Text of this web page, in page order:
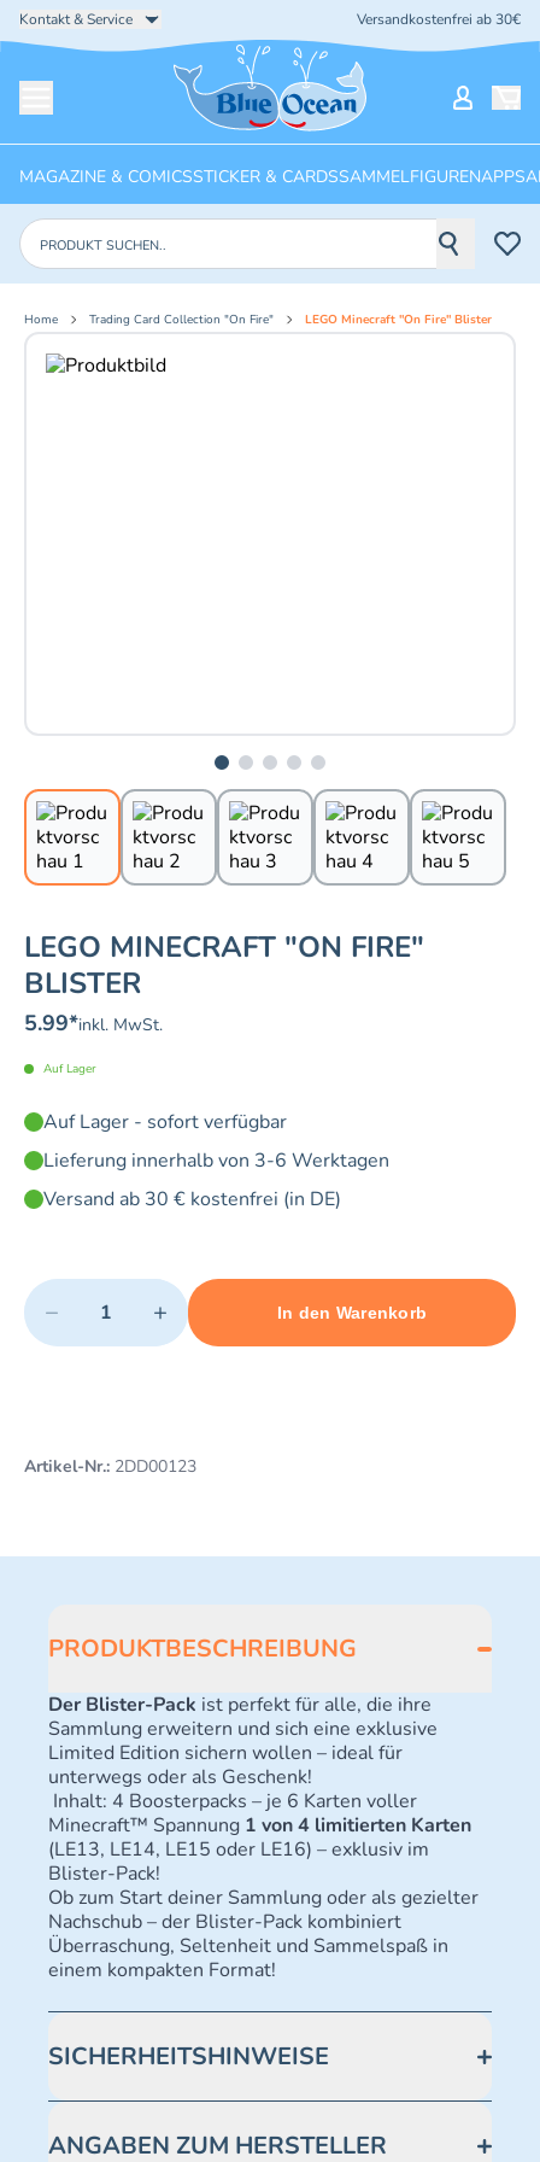
Kontakt & Service Versandkostenfrei ab 30€
Startseite
MAGAZINE & COMICSSTICKER & CARDSSAMMELFIGURENAPPS
Produkte suchen
Home Trading Card Collection "On Fire" LEGO Minecraft "On Fire" Blister
Aktuelles Bild: 1 von 5
LEGO MINECRAFT "ON FIRE"
BLISTER
5.99*inkl. MwSt.
Auf Lager
Auf Lager - sofort verfügbar
Lieferung innerhalb von 3-6 Werktagen
Versand ab 30 € kostenfrei (in DE)
Quantity
− +
Minimum quantity: 1 Maximum quantity: 16
In den Warenkorb
Add 1 item to cart
Artikel-Nr.: 2DD00123
PRODUKTBESCHREIBUNG
Der Blister-Pack ist perfekt für alle, die ihre
Sammlung erweitern und sich eine exklusive
Limited Edition sichern wollen – ideal für
unterwegs oder als Geschenk!
Inhalt: 4 Boosterpacks – je 6 Karten voller
Minecraft™ Spannung 1 von 4 limitierten Karten
(LE13, LE14, LE15 oder LE16) – exklusiv im
Blister-Pack!
Ob zum Start deiner Sammlung oder als gezielter
Nachschub – der Blister-Pack kombiniert
Überraschung, Seltenheit und Sammelspaß in
einem kompakten Format!
SICHERHEITSHINWEISE
Enthält verschluckbare Kleinteile.
ANGABEN ZUM HERSTELLER